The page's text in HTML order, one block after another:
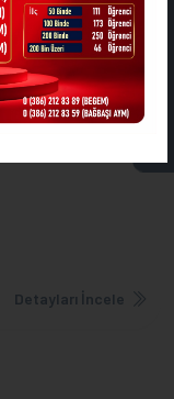
Detayları İncele